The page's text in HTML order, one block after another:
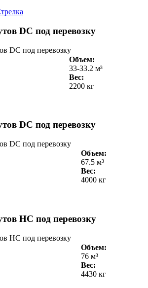
DC под перевозку
Объем:
33-33.2 м³
Вес:
2200 кг
DC под перевозку
Объем:
67.5 м³
Вес:
4000 кг
HC под перевозку
Объем:
76 м³
Вес:
4430 кг